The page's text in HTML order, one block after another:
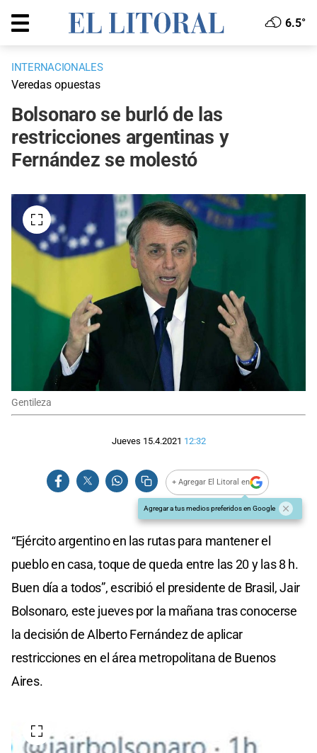
6.5°
INTERNACIONALES
Veredas opuestas
Bolsonaro se burló de las
restricciones argentinas y
Fernández se molestó
Gentileza
Jueves 15.4.2021 12:32
+ Agregar El Litoral en
Agregar a tus medios preferidos en Google
“Ejército argentino en las rutas para mantener el
pueblo en casa, toque de queda entre las 20 y las 8 h.
Buen día a todos”, escribió el presidente de Brasil, Jair
Bolsonaro, este jueves por la mañana tras conocerse
la decisión de Alberto Fernández de aplicar
restricciones en el área metropolitana de Buenos
Aires.